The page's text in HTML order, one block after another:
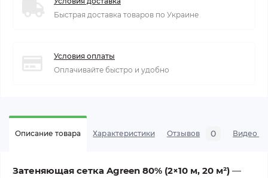
Быстрая доставка товаров по Украине
Условия оплаты
Оплачивайте быстро и удобно
Описание товара Характеристики Отзывов 0 Видео
Затеняющая сетка Agreen 80% (2×10 м, 20 м²) —